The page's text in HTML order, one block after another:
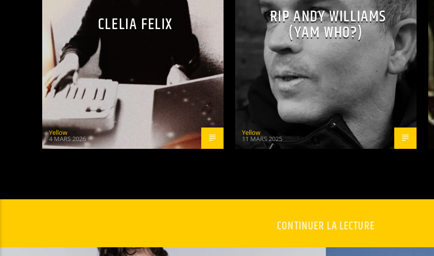
CLELIA FELIX
Yellow
4 MARS 2026
RIP ANDY WILLIAMS
(YAM WHO?)
Yellow
11 MARS 2025
CONTINUER LA LECTURE